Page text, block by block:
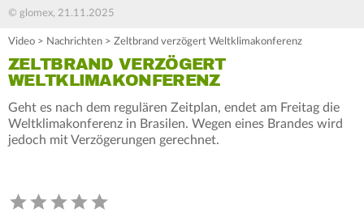
© glomex, 21.11.2025
Video > Nachrichten > Zeltbrand verzögert Weltklimakonferenz
ZELTBRAND VERZÖGERT
WELTKLIMAKONFERENZ
Geht es nach dem regulären Zeitplan, endet am Freitag die
Weltklimakonferenz in Brasilen. Wegen eines Brandes wird
jedoch mit Verzögerungen gerechnet.